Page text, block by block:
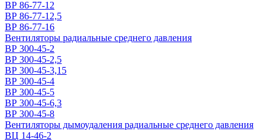
ВР 86-77-12
ВР 86-77-12,5
ВР 86-77-16
Вентиляторы радиальные среднего давления
ВР 300-45-2
ВР 300-45-2,5
ВР 300-45-3,15
ВР 300-45-4
ВР 300-45-5
ВР 300-45-6,3
ВР 300-45-8
Вентиляторы дымоудаления радиальные среднего давления
ВЦ 14-46-2